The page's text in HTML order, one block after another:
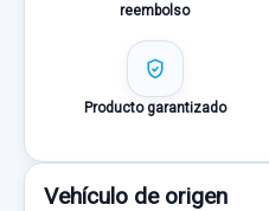
reembolso
Producto garantizado
Vehículo de origen